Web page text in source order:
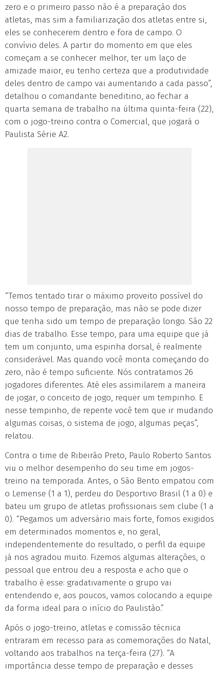
zero e o primeiro passo não é a preparação dos
atletas, mas sim a familiarização dos atletas entre si,
eles se conhecerem dentro e fora de campo. O
convívio deles. A partir do momento em que eles
começam a se conhecer melhor, ter um laço de
amizade maior, eu tenho certeza que a produtividade
deles dentro de campo vai aumentando a cada passo”,
detalhou o comandante beneditino, ao fechar a
quarta semana de trabalho na última quinta-feira (22),
com o jogo-treino contra o Comercial, que jogará o
Paulista Série A2.
“Temos tentado tirar o máximo proveito possível do
nosso tempo de preparação, mas não se pode dizer
que tenha sido um tempo de preparação longo. São 22
dias de trabalho. Esse tempo, para uma equipe que já
tem um conjunto, uma espinha dorsal, é realmente
considerável. Mas quando você monta começando do
zero, não é tempo suficiente. Nós contratamos 26
jogadores diferentes. Até eles assimilarem a maneira
de jogar, o conceito de jogo, requer um tempinho. E
nesse tempinho, de repente você tem que ir mudando
algumas coisas, o sistema de jogo, algumas peças”,
relatou.
Contra o time de Ribeirão Preto, Paulo Roberto Santos
viu o melhor desempenho do seu time em jogos-
treino na temporada. Antes, o São Bento empatou com
o Lemense (1 a 1), perdeu do Desportivo Brasil (1 a 0) e
bateu um grupo de atletas profissionais sem clube (1 a
0). “Pegamos um adversário mais forte, fomos exigidos
em determinados momentos e, no geral,
independentemente do resultado, o perfil da equipe
já nos agradou muito. Fizemos algumas alterações, o
pessoal que entrou deu a resposta e acho que o
trabalho é esse: gradativamente o grupo vai
entendendo e, aos poucos, vamos colocando a equipe
da forma ideal para o início do Paulistão.”
Após o jogo-treino, atletas e comissão técnica
entraram em recesso para as comemorações do Natal,
voltando aos trabalhos na terça-feira (27). “A
importância desse tempo de preparação e desses